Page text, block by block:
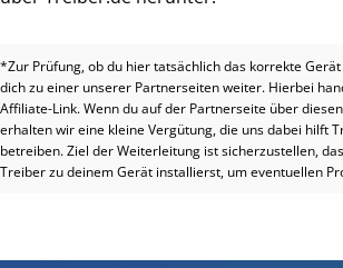
*Zur Prüfung, ob du hier tatsächlich das korrekte
dich zu einer unserer Partnerseiten weiter. Hierbei
Affiliate-Link. Wenn du auf der Partnerseite über
erhalten wir eine kleine Vergütung, die uns dabei hilft
betreiben. Ziel der Weiterleitung ist sicherzustellen,
Treiber zu deinem Gerät installierst, um eventuellen